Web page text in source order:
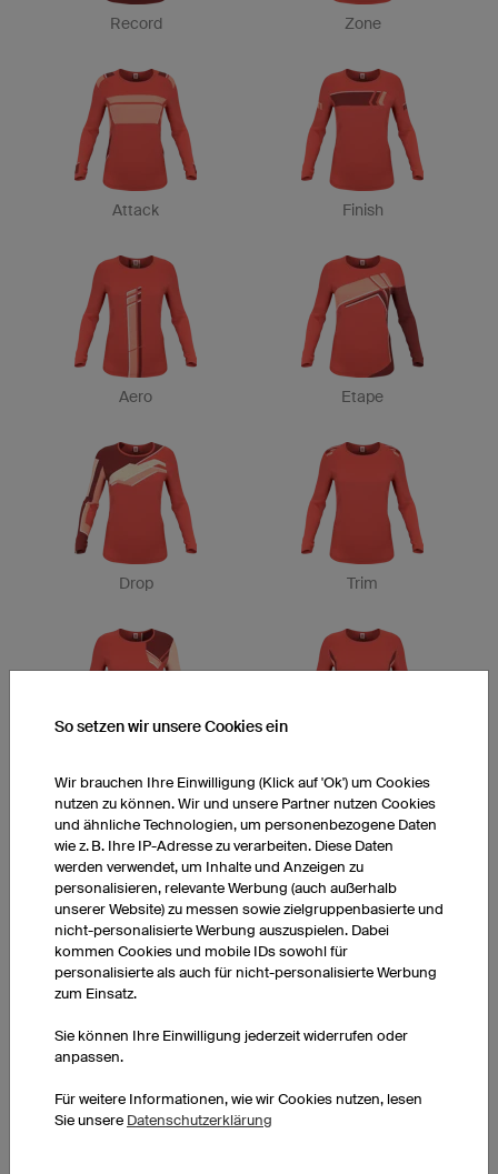
Record Zone
Attack Finish
Aero Etape
Drop Trim
Final
So setzen wir unsere Cookies ein
Wir brauchen Ihre Einwilligung (Klick auf 'Ok') um Cookies
nutzen zu können. Wir und unsere Partner nutzen Cookies
und ähnliche Technologien, um personenbezogene Daten
wie z. B. Ihre IP-Adresse zu verarbeiten. Diese Daten
werden verwendet, um Inhalte und Anzeigen zu
personalisieren, relevante Werbung (auch außerhalb
unserer Website) zu messen sowie zielgruppenbasierte und
nicht-personalisierte Werbung auszuspielen. Dabei
kommen Cookies und mobile IDs sowohl für
personalisierte als auch für nicht-personalisierte Werbung
zum Einsatz.
Sie können Ihre Einwilligung jederzeit widerrufen oder
anpassen.
Für weitere Informationen, wie wir Cookies nutzen, lesen
Sie unsere Datenschutzerklärung